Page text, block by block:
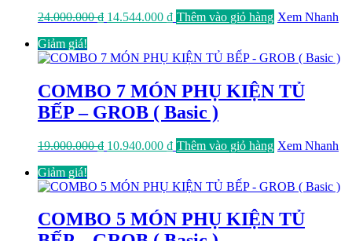
24.000.000₫ Giá
24.000.000 ₫.
14.544.000 ₫Giá
là:
Thêm vào giỏ hàng Xem Nhanh
Giảm giá!
COMBO 7 MÓN PHỤ KIỆN TỦ
BẾP – GROB ( Basic )
19.000.000₫ Giá
19.000.000 ₫.
10.940.000 ₫Giá
là:
Thêm vào giỏ hàng Xem Nhanh
Giảm giá!
COMBO 5 MÓN PHỤ KIỆN TỦ